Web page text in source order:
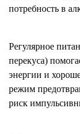
потребность в
Регулярное
перекуса)
энергии и
режим
риск